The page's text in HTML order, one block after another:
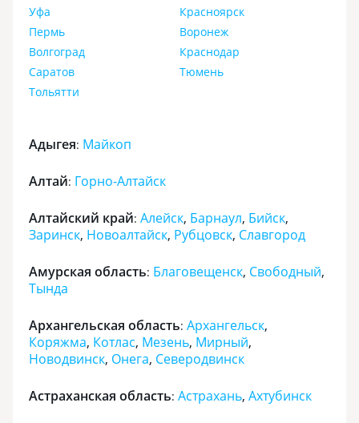
Уфа
Красноярск
Пермь
Воронеж
Волгоград
Краснодар
Саратов
Тюмень
Тольятти
Адыгея: Майкоп
Алтай: Горно-Алтайск
Алтайский край: Алейск, Барнаул, Бийск,
Заринск, Новоалтайск, Рубцовск, Славгород
Амурская область: Благовещенск, Свободный,
Тында
Архангельская область: Архангельск,
Коряжма, Котлас, Мезень, Мирный,
Новодвинск, Онега, Северодвинск
Астраханская область: Астрахань, Ахтубинск